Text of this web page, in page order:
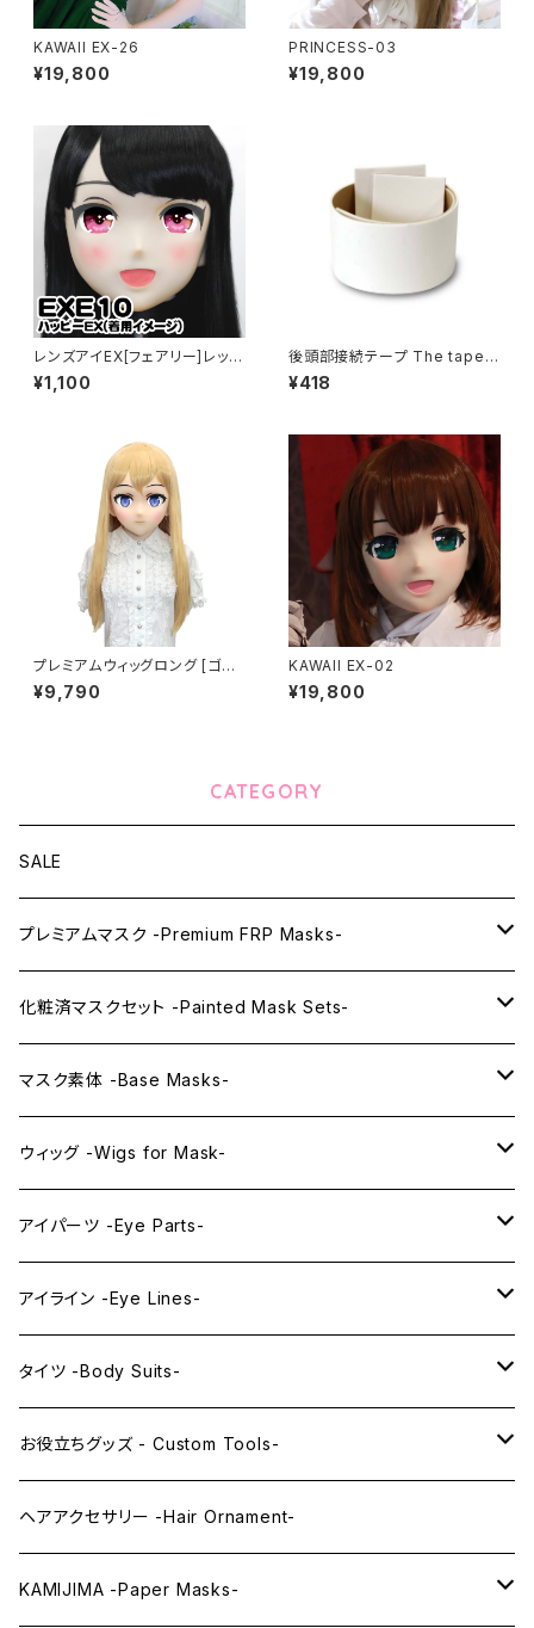
KAWAII EX-26
¥19,800
PRINCESS-03
¥19,800
レンズアイEX[フェアリー]レッド
Lens Eye EX[FAIRY]red
¥1,100
後頭部接続テープ The tape o
f connecting back of the h
ead parts
¥418
プレミアムウィッグロング [ゴー
ルド] Premium Wig Long Go
ld
¥9,790
KAWAII EX-02
¥19,800
CATEGORY
SALE
プレミアムマスク -Premium FRP Masks-
KAWAII PREMIUM Mask & Wig Sets
プレミアムマスク素体-Premium base masks-
プレミアムウィッグ -Premium Wigs-
プレミアムレンズアイ -Premium Lens eye-
化粧済マスクセット -Painted Mask Sets-
KAWAII EX series
KAWAII series
IDOL series
PRINCESS series
KAWAII Little series
マスク素体 -Base Masks-
アニメマスク -Anime Masks-
ドールマスク -Doll Masks-
ウィッグ -Wigs for Mask-
ロング -Long-
ミドル -Middle-
アイパーツ -Eye Parts-
レンズアイ -Lens Eyes-
レンズアイ
レンズアイEX
クリスタルアイ -Crystal Eyes-
アイライン -Eye Lines-
アイラインステッカー -Eye Line Stickers-
まゆ毛 -Eyebrows-
まつ毛 -Eyelash-
タイツ -Body Suits-
全身タイツ -Full Body Suits-
上半身タイツ -Upper Body Suits-
お役立ちグッズ - Custom Tools-
カスタム用品 -Custom Tools-
ウィッグメンテナンス -Wig Maintenance-
ヘアアクセサリー -Hair Ornament-
KAMIJIMA -Paper Masks-